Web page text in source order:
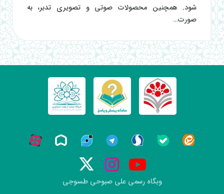
شود. همچنین محصولات صوتی و تصویری تدبر، به
صورت…
وبگاه رسمی علی صبوحی طسوجی